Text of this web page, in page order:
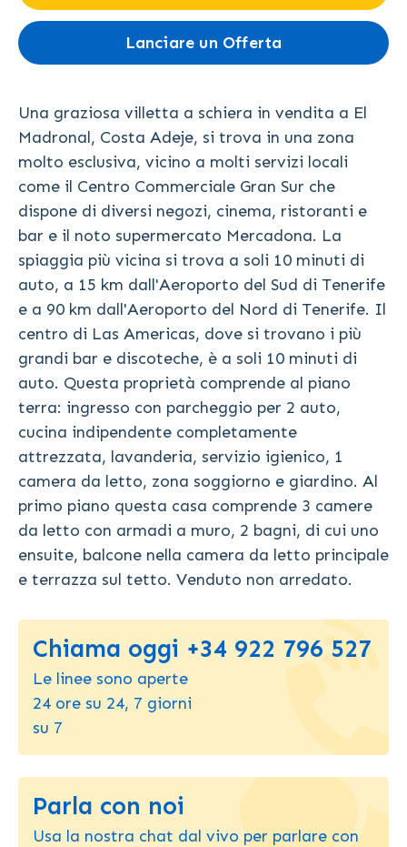
Lanciare un Offerta
Una graziosa villetta a schiera in vendita a El
Madronal, Costa Adeje, si trova in una zona
molto esclusiva, vicino a molti servizi locali
come il Centro Commerciale Gran Sur che
dispone di diversi negozi, cinema, ristoranti e
bar e il noto supermercato Mercadona. La
spiaggia più vicina si trova a soli 10 minuti di
auto, a 15 km dall'Aeroporto del Sud di Tenerife
e a 90 km dall'Aeroporto del Nord di Tenerife. Il
centro di Las Americas, dove si trovano i più
grandi bar e discoteche, è a soli 10 minuti di
auto. Questa proprietà comprende al piano
terra: ingresso con parcheggio per 2 auto,
cucina indipendente completamente
attrezzata, lavanderia, servizio igienico, 1
camera da letto, zona soggiorno e giardino. Al
primo piano questa casa comprende 3 camere
da letto con armadi a muro, 2 bagni, di cui uno
ensuite, balcone nella camera da letto principale
e terrazza sul tetto. Venduto non arredato.
Chiama oggi +34 922 796 527
Le linee sono aperte
24 ore su 24, 7 giorni
su 7
Parla con noi
Usa la nostra chat dal vivo per parlare con